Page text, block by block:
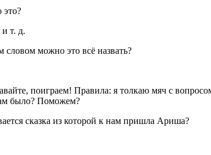
это?
т. д.
словом можно это всё назвать?
поиграем! Правила: я толкаю мяч с
было? Поможем?
сказка из которой к нам пришла Ариша?